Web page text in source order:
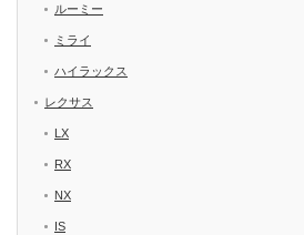
ルーミー
ミライ
ハイラックス
レクサス
LX
RX
NX
IS